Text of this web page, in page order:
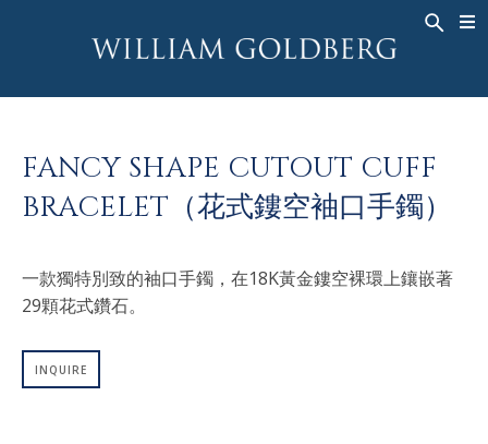
高級珠寶
男戒
項鍊
耳飾
手鐲
钟表
彩钻
ASHOKA 珠宝
戒指
BANDS
項鍊
吊墜
耳飾
手鐲
歷史
ASHOKA®
FANCY SHAPE CUTOUT CUFF
BRACELET（花式鏤空袖口手鐲）
一款獨特別致的袖口手鐲，在18K黃金鏤空裸環上鑲嵌著
29顆花式鑽石。
INQUIRE